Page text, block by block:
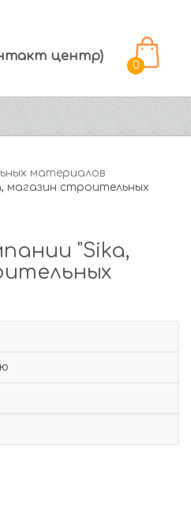
центр)
0
материалов
магазин строительных
"Sika,